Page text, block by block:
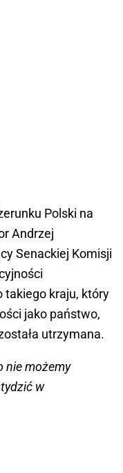
Polski na
Andrzej
Senackiej Komisji
takiego kraju, który
jako państwo,
utrzymana.
nie możemy
w